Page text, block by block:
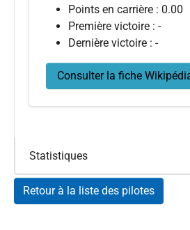
Points en carrière : 0.00
Première victoire : -
Dernière victoire : -
Consulter la fiche
Statistiques
Retour à la liste des pilotes